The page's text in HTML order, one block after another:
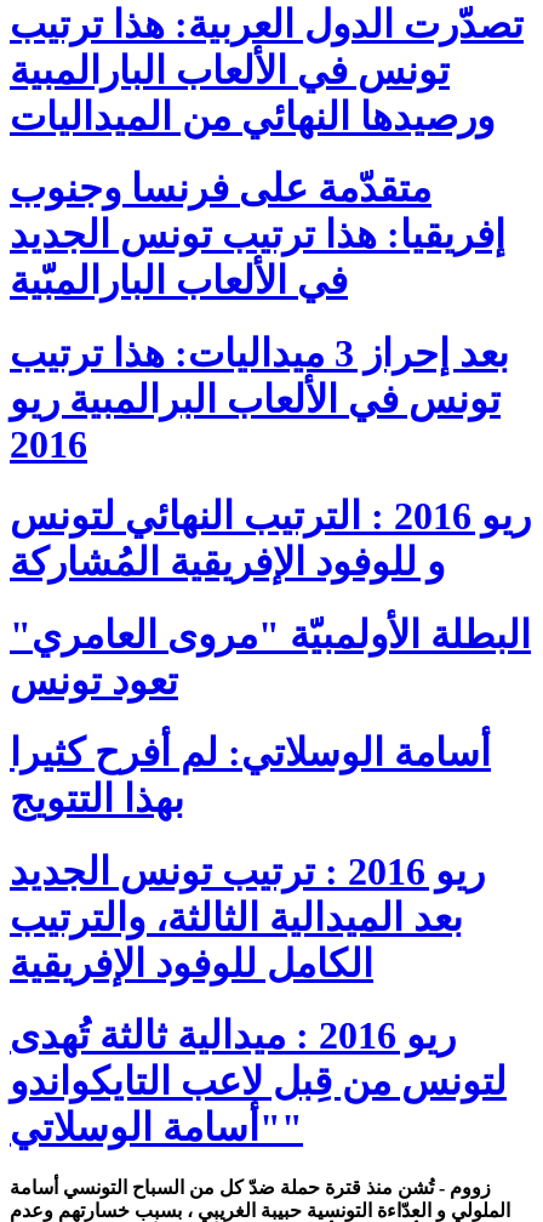
تصدّرت الدول العربية: هذا ترتيب
تونس في الألعاب البارالمبية
ورصيدها النهائي من الميداليات
متقدّمة على فرنسا وجنوب
إفريقيا: هذا ترتيب تونس الجديد
في الألعاب البارالمبّية
بعد إحراز 3 ميداليات: هذا ترتيب
تونس في الألعاب البرالمبية ريو
2016
ريو 2016 : الترتيب النهائي لتونس
و للوفود الإفريقية المُشاركة
البطلة الأولمبيّة "مروى العامري"
تعود تونس
أسامة الوسلاتي: لم أفرح كثيرا
بهذا التتويج
ريو 2016 : ترتيب تونس الجديد
بعد الميدالية الثالثة، والترتيب
ريو 2016 : ميدالية ثالثة تُهدى
لتونس من قِبل لاعب التايكواندو
"أسامة الوسلاتي"
زووم - تُشن منذ قترة حملة ضدّ كل من السباح التونسي أسامة
الملولي و العدّاءة التونسية حبيبة الغريبي ، بسبب خسارتهم وعدم